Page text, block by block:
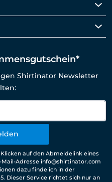
Shirtinator Newsletter
auf den Abmeldelink eines
Adresse info@shirtinator.com
dazu finde ich in der
Dieser Service richtet sich nur an